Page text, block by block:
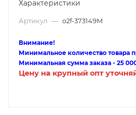
Характеристики
Артикул — o2f-373149M
Внимание!
Минимальное количество товара
Минимальная сумма заказа - 25
Цену на крупный опт